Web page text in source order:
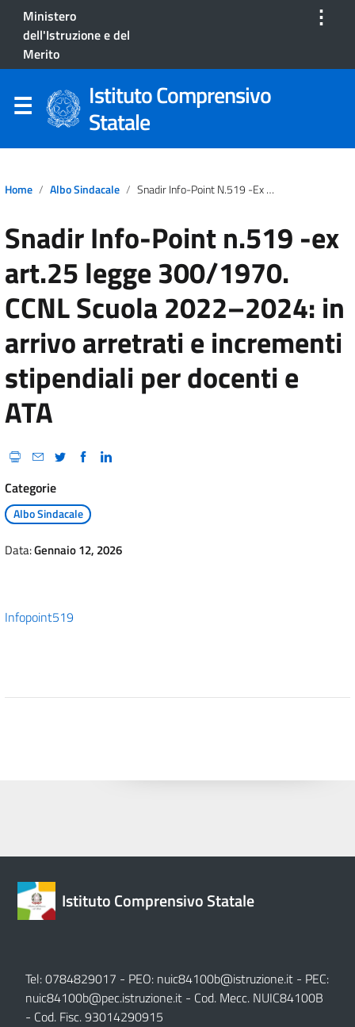
Ministero
dell'Istruzione e del
Merito
⋮
Istituto Comprensivo
Statale
Home Albo Sindacale Snadir Info-Point N.519 -ex Art.25 Legge 300/1970. CCNL Scuola 2022–2024: In Arrivo Arretrati E Incrementi Stipendiali Per Docenti E ATA
Snadir Info-Point n.519 -ex
art.25 legge 300/1970.
CCNL Scuola 2022–2024: in
arrivo arretrati e incrementi
stipendiali per docenti e
ATA
Categorie
Albo Sindacale
Data:Gennaio 12, 2026
Infopoint519
Istituto Comprensivo Statale
Tel: 0784829017 - PEO: nuic84100b@istruzione.it - PEC:
nuic84100b@pec.istruzione.it - Cod. Mecc. NUIC84100B
- Cod. Fisc. 93014290915